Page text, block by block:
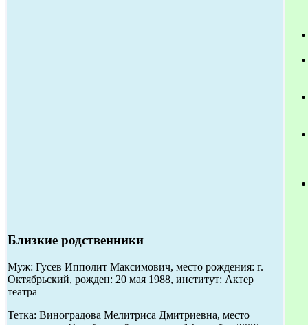
Близкие родственники
Муж: Гусев Ипполит Максимович, место рождения: г.
Октябрьский, рожден: 20 мая 1988, институт: Актер
театра
Тетка: Виноградова Мелитриса Дмитриевна, место